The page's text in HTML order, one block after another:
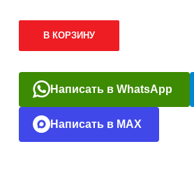
В КОРЗИНУ
Написать в WhatsApp
Написать в MAX